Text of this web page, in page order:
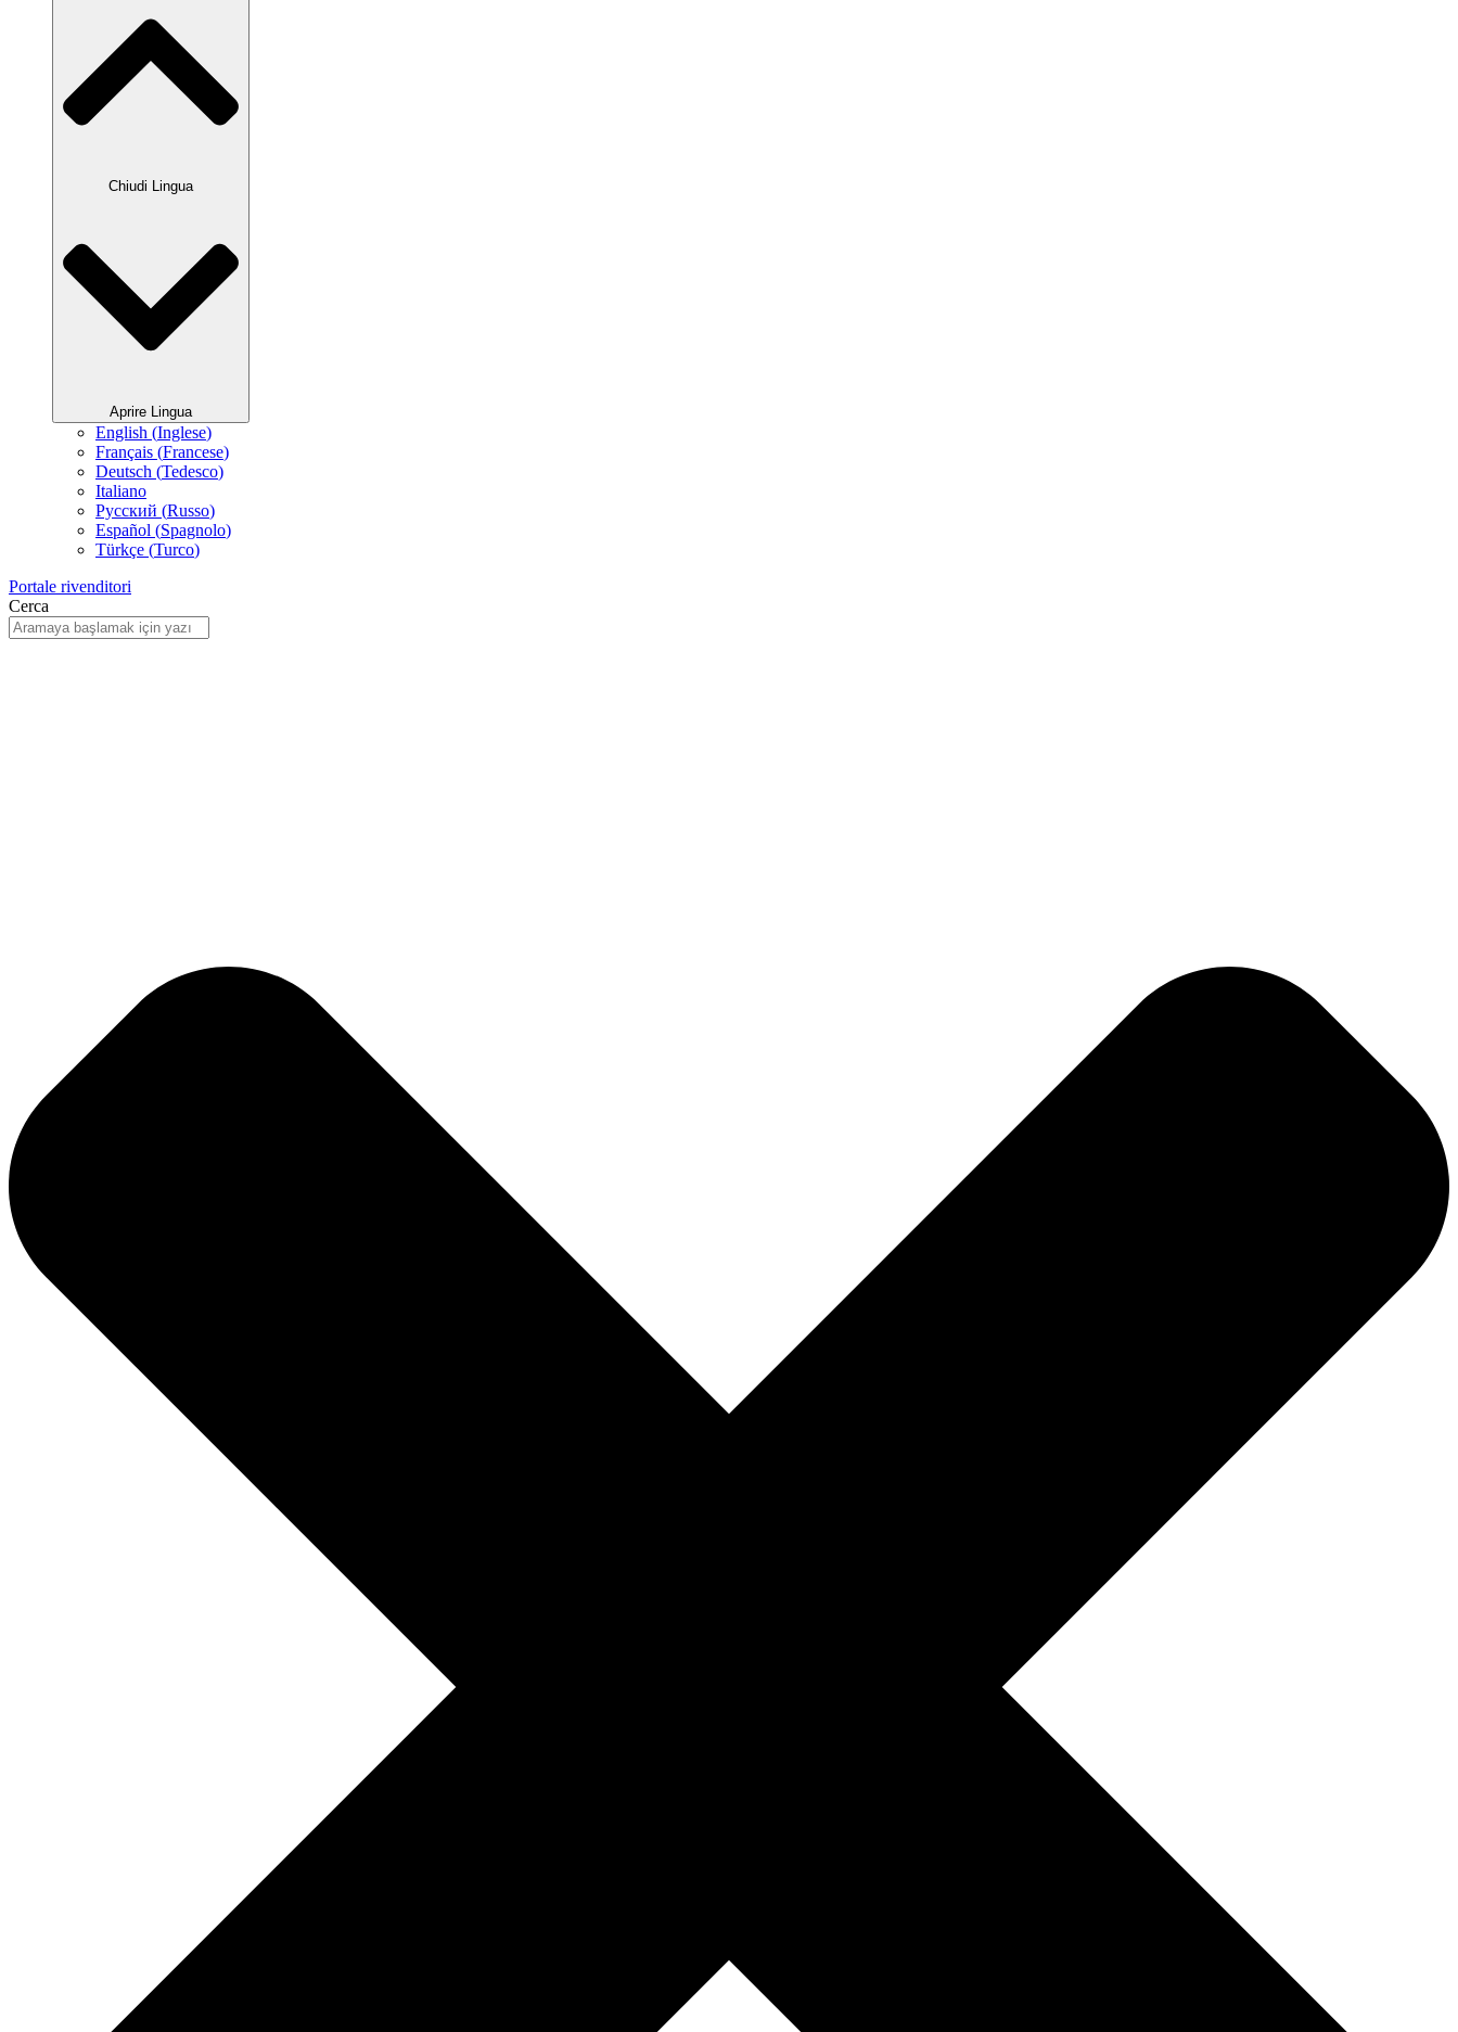
Chiudi Lingua
Aprire Lingua
English (Inglese)
Français (Francese)
Deutsch (Tedesco)
Italiano
Русский (Russo)
Español (Spagnolo)
Türkçe (Turco)
Portale rivenditori
Cerca